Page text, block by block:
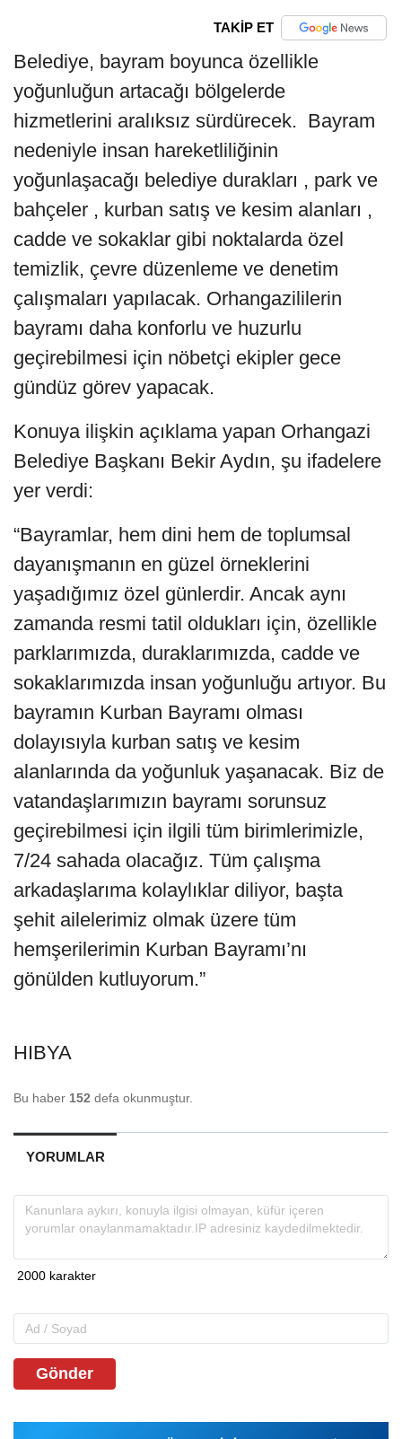
TAKİP ET
Belediye, bayram boyunca özellikle
yoğunluğun artacağı bölgelerde
hizmetlerini aralıksız sürdürecek. Bayram
nedeniyle insan hareketliliğinin
yoğunlaşacağı belediye durakları , park ve
bahçeler , kurban satış ve kesim alanları ,
cadde ve sokaklar gibi noktalarda özel
temizlik, çevre düzenleme ve denetim
çalışmaları yapılacak. Orhangazililerin
bayramı daha konforlu ve huzurlu
geçirebilmesi için nöbetçi ekipler gece
gündüz görev yapacak.
Konuya ilişkin açıklama yapan Orhangazi
Belediye Başkanı Bekir Aydın, şu ifadelere
yer verdi:
“Bayramlar, hem dini hem de toplumsal
dayanışmanın en güzel örneklerini
yaşadığımız özel günlerdir. Ancak aynı
zamanda resmi tatil oldukları için, özellikle
parklarımızda, duraklarımızda, cadde ve
sokaklarımızda insan yoğunluğu artıyor. Bu
bayramın Kurban Bayramı olması
dolayısıyla kurban satış ve kesim
alanlarında da yoğunluk yaşanacak. Biz de
vatandaşlarımızın bayramı sorunsuz
geçirebilmesi için ilgili tüm birimlerimizle,
7/24 sahada olacağız. Tüm çalışma
arkadaşlarıma kolaylıklar diliyor, başta
şehit ailelerimiz olmak üzere tüm
hemşerilerimin Kurban Bayramı’nı
gönülden kutluyorum.”
HIBYA
Bu haber 152 defa okunmuştur.
YORUMLAR
Gönder